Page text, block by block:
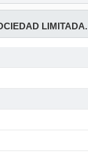
LIMITADA.